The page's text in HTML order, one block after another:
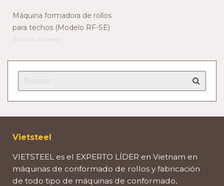
Máquina formadora de rollos
para techos (Modelo RF-SE)
Artículo Anterior
Vietsteel
VIETSTEEL es el EXPERTO LÍDER en Vietnam en
máquinas de conformado de rollos y fabricación
de todo tipo de máquinas de conformado,